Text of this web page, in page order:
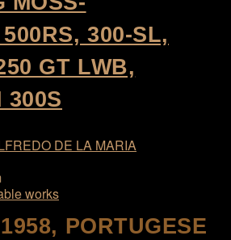
DE LA MARIA
works
PORTUGESE